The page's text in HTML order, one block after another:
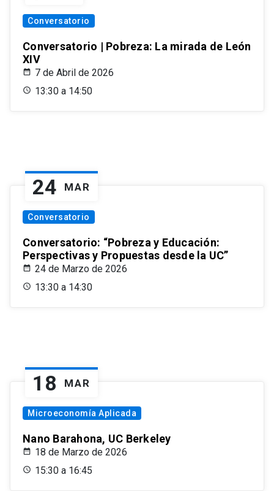
Conversatorio
Conversatorio | Pobreza: La mirada de León
XIV
7 de Abril de 2026
13:30 a 14:50
24 MAR
Conversatorio
Conversatorio: “Pobreza y Educación:
Perspectivas y Propuestas desde la UC”
24 de Marzo de 2026
13:30 a 14:30
18 MAR
Microeconomía Aplicada
Nano Barahona, UC Berkeley
18 de Marzo de 2026
15:30 a 16:45